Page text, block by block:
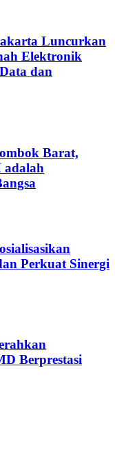
Luncurkan
Elektronik
dan
Barat,
adalah
Perkuat Sinergi
Berprestasi